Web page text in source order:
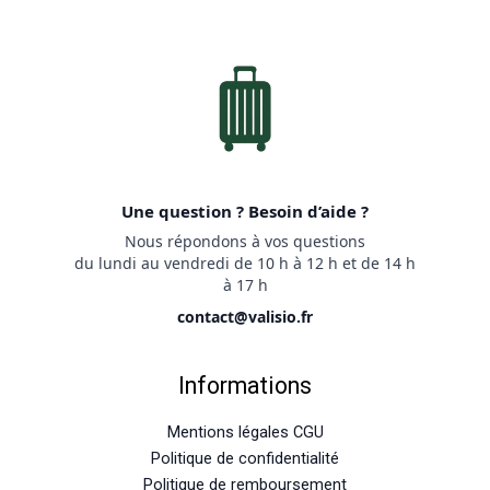
Une question ? Besoin d’aide ?
Nous répondons à vos questions
du lundi au vendredi de 10 h à 12 h et de 14 h
à 17 h
contact@valisio.fr
Informations
Mentions légales CGU
Politique de confidentialité
Politique de remboursement